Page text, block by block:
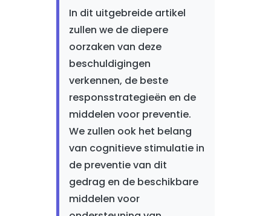
In dit uitgebreide artikel
zullen we de diepere
oorzaken van deze
beschuldigingen
verkennen, de beste
responsstrategieën en de
middelen voor preventie.
We zullen ook het belang
van cognitieve stimulatie in
de preventie van dit
gedrag en de beschikbare
middelen voor